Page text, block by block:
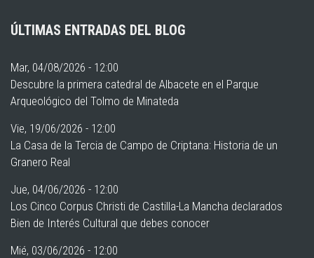
ÚLTIMAS ENTRADAS DEL BLOG
Mar, 04/08/2026 - 12:00
Descubre la primera catedral de Albacete en el Parque
Arqueológico del Tolmo de Minateda
Vie, 19/06/2026 - 12:00
La Casa de la Tercia de Campo de Criptana: Historia de un
Granero Real
Jue, 04/06/2026 - 12:00
Los Cinco Corpus Christi de Castilla-La Mancha declarados
Bien de Interés Cultural que debes conocer
Mié, 03/06/2026 - 12:00